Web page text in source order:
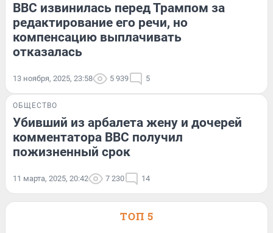
BBC извинилась перед Трампом за
редактирование его речи, но
компенсацию выплачивать
отказалась
13 ноября, 2025, 23:58 5 939 5
ОБЩЕСТВО
Убивший из арбалета жену и дочерей
комментатора BBC получил
пожизненный срок
11 марта, 2025, 20:42 7 230 14
ТОП 5